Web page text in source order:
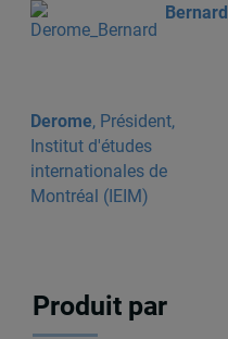
Bernard
Derome, Président,
Institut d'études
internationales de
Montréal (IEIM)
Produit par